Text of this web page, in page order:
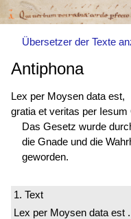
Übersetzer der Texte
Antiphona
Lex per Moysen data est,
gratia et veritas per Iesum
Das Gesetz wurde
die Gnade und die
geworden.
1. Text
Lex per Moysen data est